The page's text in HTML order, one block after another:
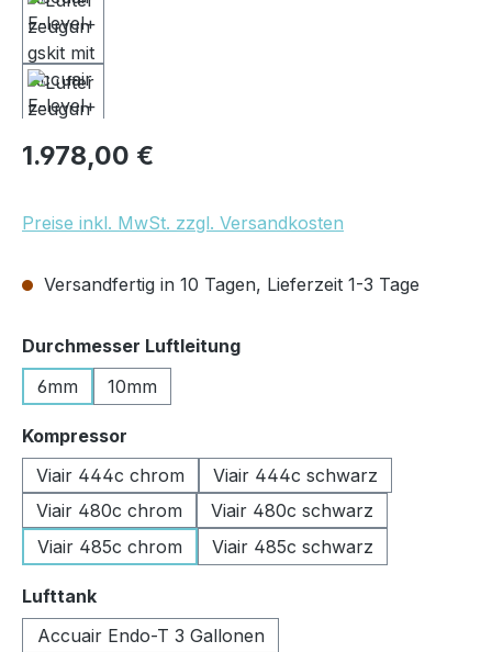
Regulärer Preis:
1.978,00 €
Preise inkl. MwSt. zzgl. Versandkosten
Versandfertig in 10 Tagen, Lieferzeit 1-3 Tage
Durchmesser Luftleitungauswählen
6mm
10mm
Kompressor
Viair 444c chrom
Viair 444c schwarz
Viair 480c chrom
Viair 480c schwarz
Viair 485c chrom
Viair 485c schwarz
Lufttankauswählen
Accuair Endo-T 3 Gallonen